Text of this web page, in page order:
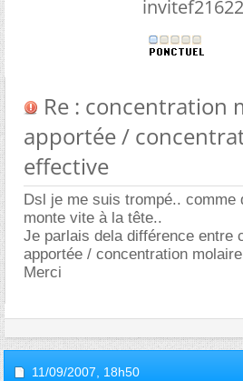
Re : concentration
apportée /
effective
Dsl je me suis trompé.. comme
monte vite à la tête..
Je parlais dela différence entre
apportée / concentration
Merci
11/09/2007, 18h50